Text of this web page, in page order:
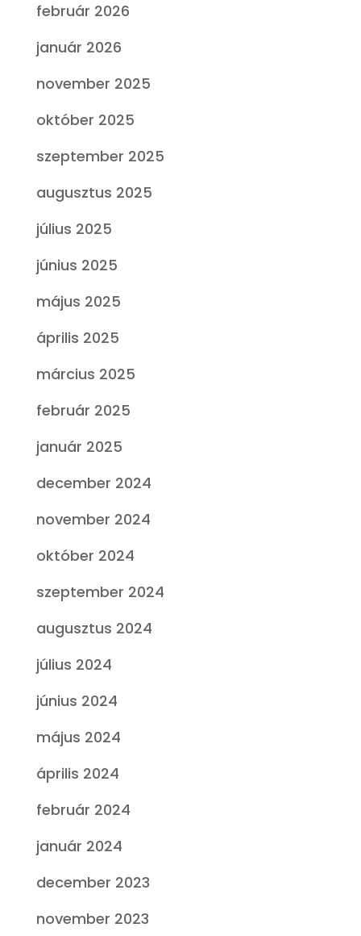
február 2026
január 2026
november 2025
október 2025
szeptember 2025
augusztus 2025
július 2025
június 2025
május 2025
április 2025
március 2025
február 2025
január 2025
december 2024
november 2024
október 2024
szeptember 2024
augusztus 2024
július 2024
június 2024
május 2024
április 2024
február 2024
január 2024
december 2023
november 2023